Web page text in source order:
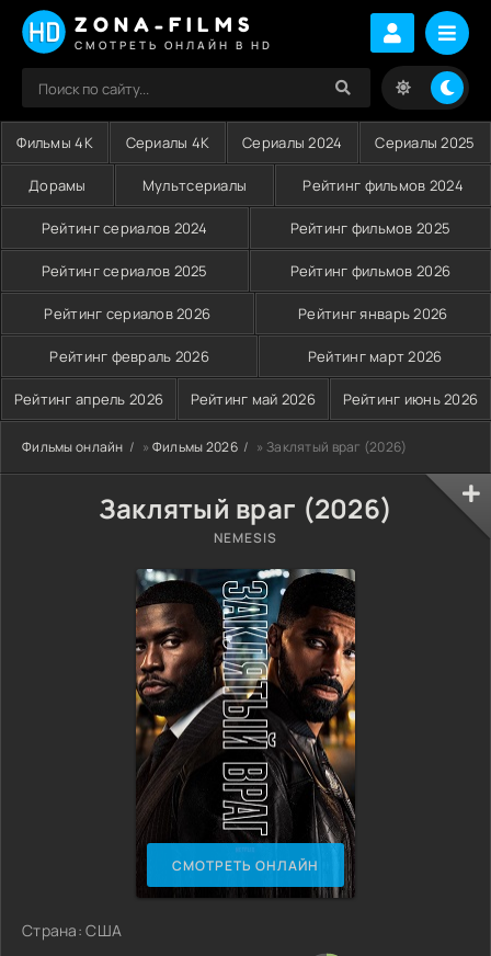
ZONA-FILMS
СМОТРЕТЬ ОНЛАЙН В HD
Фильмы 4K Сериалы 4K Сериалы 2024 Сериалы 2025
Дорамы Мультсериалы Рейтинг фильмов 2024
Рейтинг сериалов 2024 Рейтинг фильмов 2025
Рейтинг сериалов 2025 Рейтинг фильмов 2026
Рейтинг сериалов 2026 Рейтинг январь 2026
Рейтинг февраль 2026 Рейтинг март 2026
Рейтинг апрель 2026 Рейтинг май 2026 Рейтинг июнь 2026
Фильмы онлайн » Фильмы 2026 » Заклятый враг (2026)
Заклятый враг (2026)
NEMESIS
СМОТРЕТЬ ОНЛАЙН
Страна: США